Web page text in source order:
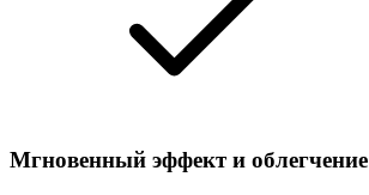
Мгновенный эффект и облегчение